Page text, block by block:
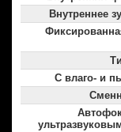
Внутреннее
С влаго- и